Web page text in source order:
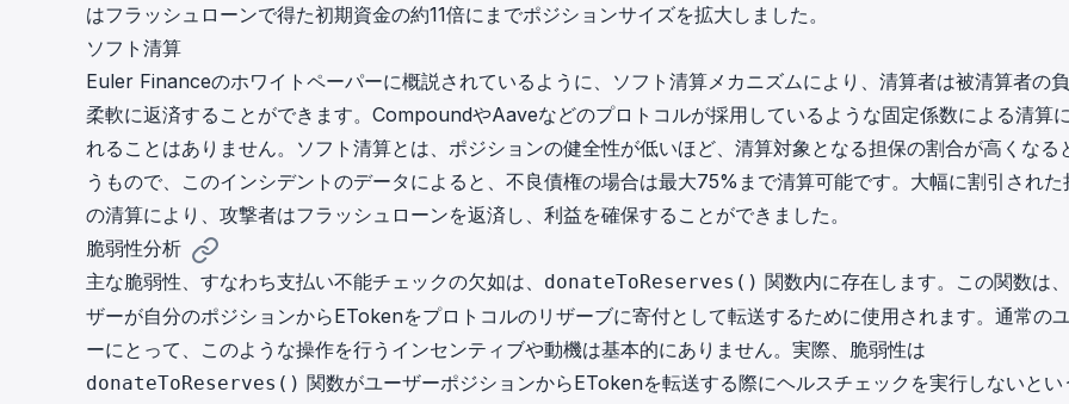
はフラッシュローンで得た初期資金の約11倍にまでポジションサイズを拡大しました。
ソフト清算
Euler Financeのホワイトペーパーに概説されているように、ソフト清算メカニズムにより、清算者は被清算者の
柔軟に返済することができます。CompoundやAaveなどのプロトコルが採用しているような固定係数による清算
れることはありません。ソフト清算とは、ポジションの健全性が低いほど、清算対象となる担保の割合が高くなる
うもので、このインシデントのデータによると、不良債権の場合は最大75%まで清算可能です。大幅に割引された
の清算により、攻撃者はフラッシュローンを返済し、利益を確保することができました。
脆弱性分析
主な脆弱性、すなわち支払い不能チェックの欠如は、 donateToReserves() 関数内に存在します。この関数は
ザーが自分のポジションからETokenをプロトコルのリザーブに寄付として転送するために使用されます。通常の
ーにとって、このような操作を行うインセンティブや動機は基本的にありません。実際、脆弱性は
donateToReserves() 関数がユーザーポジションからETokenを転送する際にヘルスチェックを実行しないとい